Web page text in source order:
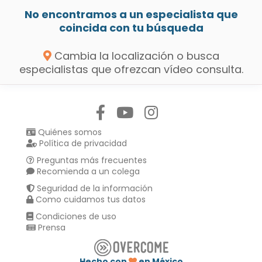
No encontramos a un especialista que
coincida con tu búsqueda
Cambia la localización o busca
especialistas que ofrezcan vídeo consulta.
Quiénes somos
Política de privacidad
Preguntas más frecuentes
Recomienda a un colega
Seguridad de la información
Como cuidamos tus datos
Condiciones de uso
Prensa